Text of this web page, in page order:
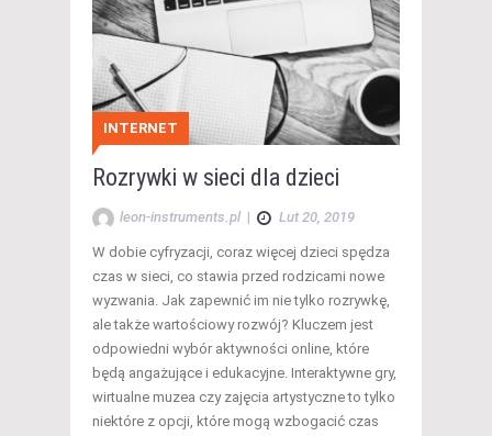
INTERNET
Rozrywki w sieci dla dzieci
leon-instruments.pl | Lut 20, 2019
W dobie cyfryzacji, coraz więcej dzieci spędza
czas w sieci, co stawia przed rodzicami nowe
wyzwania. Jak zapewnić im nie tylko rozrywkę,
ale także wartościowy rozwój? Kluczem jest
odpowiedni wybór aktywności online, które
będą angażujące i edukacyjne. Interaktywne gry,
wirtualne muzea czy zajęcia artystyczne to tylko
niektóre z opcji, które mogą wzbogacić czas